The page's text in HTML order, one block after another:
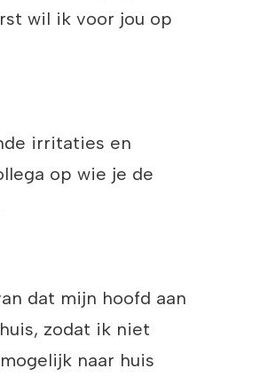
wil ik voor jou op
irritaties en
op wie je de
dat mijn hoofd aan
zodat ik niet
naar huis